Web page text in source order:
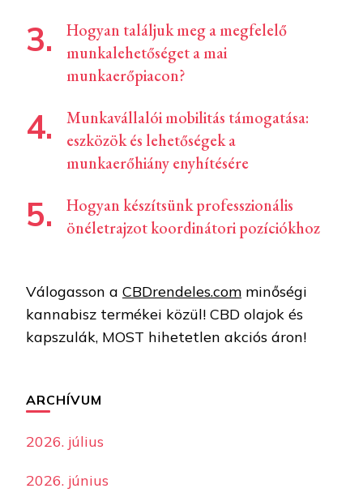
Hogyan találjuk meg a megfelelő
munkalehetőséget a mai
munkaerőpiacon?
Munkavállalói mobilitás támogatása:
eszközök és lehetőségek a
munkaerőhiány enyhítésére
Hogyan készítsünk professzionális
önéletrajzot koordinátori pozíciókhoz
Válogasson a CBDrendeles.com minőségi
kannabisz termékei közül! CBD olajok és
kapszulák, MOST hihetetlen akciós áron!
ARCHÍVUM
2026. július
2026. június